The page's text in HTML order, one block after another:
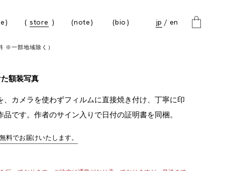
store note bio jp en
※一部地域除く）
額装写真
、カメラを使わずフィルムに直接焼き付け、丁寧に印
です。作者のサイン入りで日付の証明書を同梱。
料でお届けいたします。